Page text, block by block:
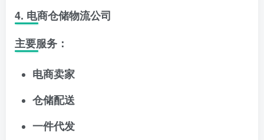
4. 电商仓储物流公司
主要服务：
电商卖家
仓储配送
一件代发